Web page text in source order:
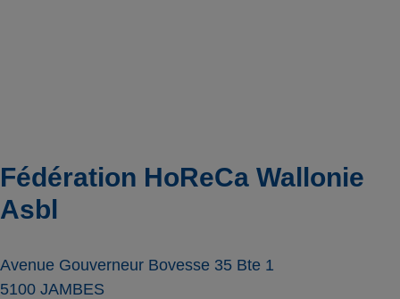
Fédération HoReCa Wallonie
Asbl
Avenue Gouverneur Bovesse 35 Bte 1
5100 JAMBES